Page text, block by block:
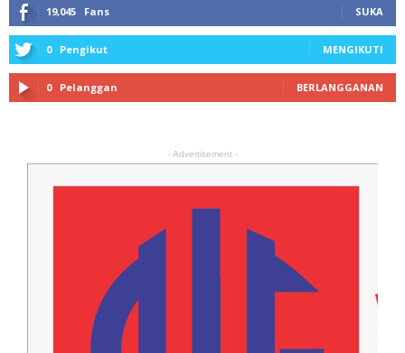
19,045 Fans SUKA
0 Pengikut MENGIKUTI
0 Pelanggan BERLANGGANAN
- Advertisement -